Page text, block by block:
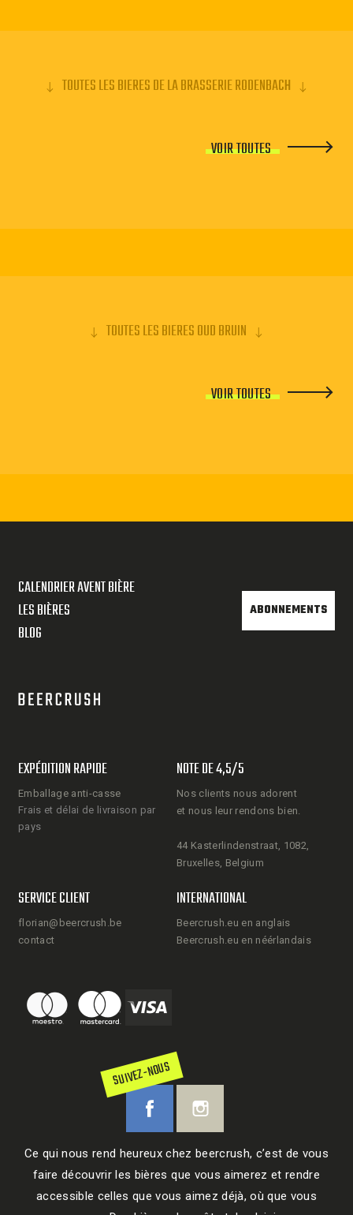
TOUTES LES BIERES DE LA BRASSERIE RODENBACH
VOIR TOUTES
TOUTES LES BIERES OUD BRUIN
VOIR TOUTES
CALENDRIER AVENT BIÈRE
LES BIÈRES
BLOG
ABONNEMENTS
EXPÉDITION RAPIDE
Emballage anti-casse
Frais et délai de livraison par
pays
NOTE DE 4,5/5
Nos clients nous adorent
et nous leur rendons bien.
44 Kasterlindenstraat, 1082,
Bruxelles, Belgium
SERVICE CLIENT
florian@beercrush.be
contact
INTERNATIONAL
Beercrush.eu en anglais
Beercrush.eu en néérlandais
SUIVEZ-NOUS
Ce qui nous rend heureux chez beercrush, c’est de vous
faire découvrir les bières que vous aimerez et rendre
accessible celles que vous aimez déjà, où que vous